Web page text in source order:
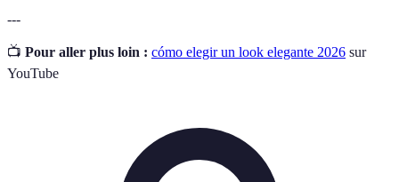
---
📺 Pour aller plus loin : cómo elegir un look elegante 2026 sur
YouTube